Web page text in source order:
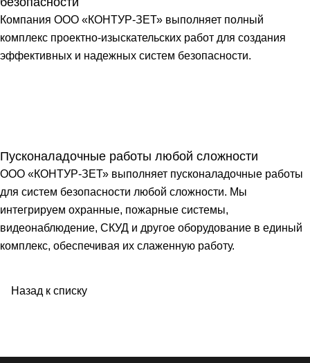
Компания ООО «КОНТУР-ЗЕТ» выполняет полный
комплекс проектно-изыскательских работ для создания
эффективных и надежных систем безопасности.
Пусконаладочные работы любой сложности
ООО «КОНТУР-ЗЕТ» выполняет пусконаладочные работы
для систем безопасности любой сложности. Мы
интегрируем охранные, пожарные системы,
видеонаблюдение, СКУД и другое оборудование в единый
комплекс, обеспечивая их слаженную работу.
Назад к списку